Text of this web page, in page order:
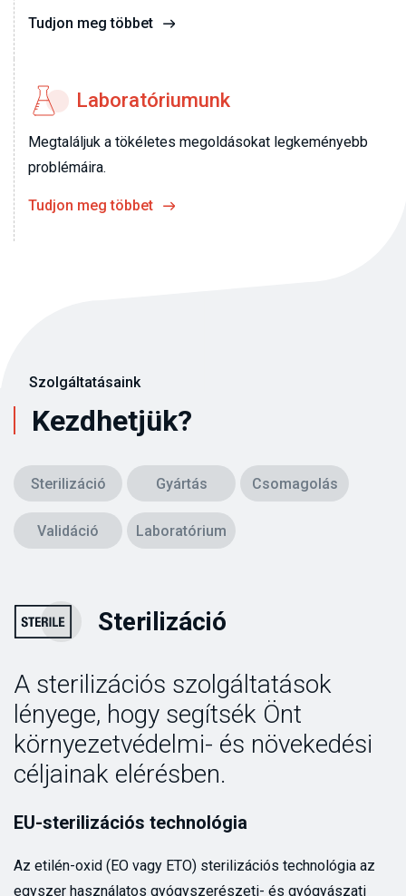
Tudjon meg többet
Laboratóriumunk
Megtaláljuk a tökéletes megoldásokat legkeményebb
problémáira.
Tudjon meg többet
Szolgáltatásaink
Kezdhetjük?
Sterilizáció Gyártás Csomagolás
Validáció Laboratórium
Sterilizáció
A sterilizációs szolgáltatások
lényege, hogy segítsék Önt
környezetvédelmi- és növekedési
céljainak elérésben.
EU-sterilizációs technológia
Az etilén-oxid (EO vagy ETO) sterilizációs technológia az
egyszer használatos gyógyszerészeti- és gyógyászati